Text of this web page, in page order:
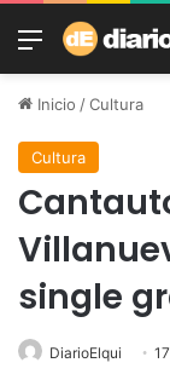
Menú
Inicio /Cultura
Cultura
single
DiarioElqui